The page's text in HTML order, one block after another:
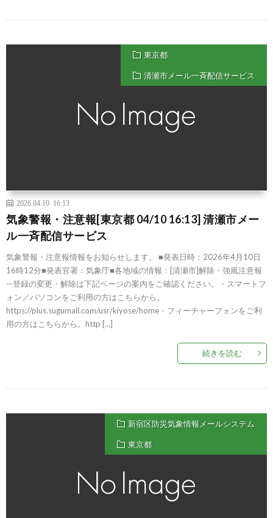
東京都
清瀬市メール一斉配信サービス
2026.04.10 16:13
気象警報・注意報[東京都 04/10 16:13] 清瀬市メー
ル一斉配信サービス
気象警報・注意報情報をお知らせします。 ■発表日時：2026年4月10日
16時12分■発表官署：気象庁■各地域の情報：[清瀬市]解除・強風注意報
—登録の変更・解除は下記ページの案内をご確認ください。・スマートフ
ォン／パソコンをご利用の方はこちらから。
https://plus.sugumail.com/usr/kiyose/home・フィーチャーフォンをご利
用の方はこちらから。http […]
続きを読む
新宿区防災気象情報メールシステム
東京都